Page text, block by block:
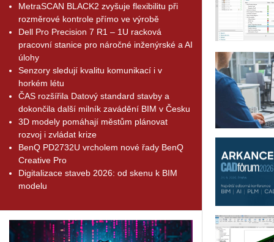
MetraSCAN BLACK2 zvyšuje flexibilitu při
rozměrové kontrole přímo ve výrobě
Dell Pro Precision 7 R1 – 1U racková
pracovní stanice pro náročné inženýrské a AI
úlohy
Senzory sledují kvalitu komunikací i v
horkém létu
ČAS rozšířila Datový standard stavby a
dokončila další milník zavádění BIM v Česku
3D modely pomáhají městům plánovat
rozvoj i zvládat krize
BenQ PD2732U vrcholem nové řady BenQ
Creative Pro
Digitalizace staveb 2026: od skenu k BIM
modelu